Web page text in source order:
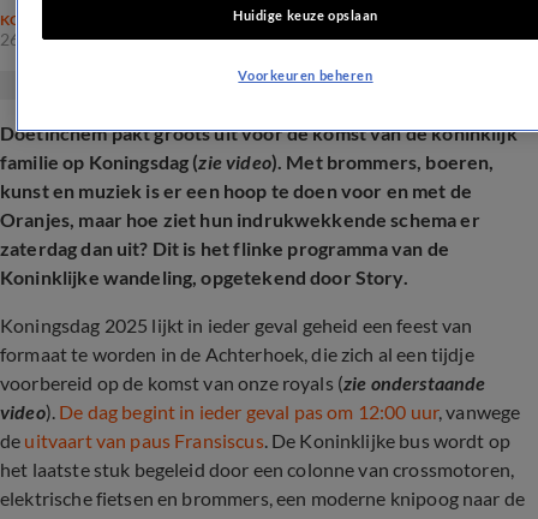
KONINKLIJK HUIS
26 apr 2025, 09:21
Doetinchem pakt groots uit voor de komst van de koninklijk
familie op Koningsdag (zie video). Met brommers, boeren,
kunst en muziek is er een hoop te doen voor en met de
Oranjes, maar hoe ziet hun indrukwekkende schema er
zaterdag dan uit? Dit is het flinke programma van de
Koninklijke wandeling, opgetekend door Story.
Koningsdag 2025 lijkt in ieder geval geheid een feest van
formaat te worden in de Achterhoek, die zich al een tijdje
voorbereid op de komst van onze royals (zie onderstaande
video). De dag begint in ieder geval pas om 12:00 uur, vanwege
de uitvaart van paus Fransiscus. De Koninklijke bus wordt op
het laatste stuk begeleid door een colonne van crossmotoren,
elektrische fietsen en brommers, een moderne knipoog naar de
Huidige keuze opslaan
Voorkeuren beheren